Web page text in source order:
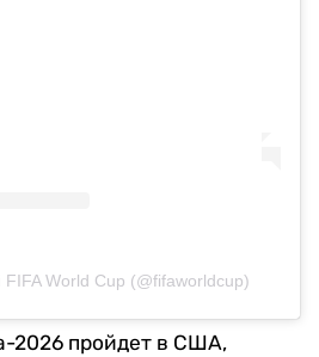
World Cup (@fifaworldcup)
2026 пройдет в США,